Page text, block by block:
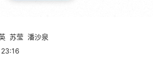
苏莹 潘沙泉